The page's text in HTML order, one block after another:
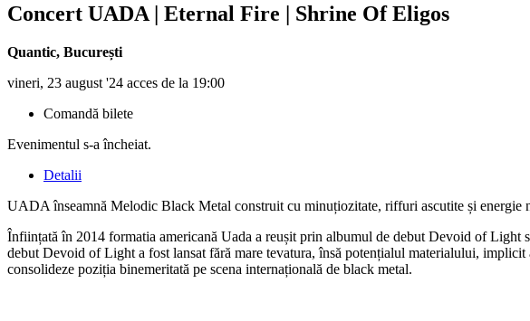
Concert UADA | Eternal Fire | Shrine Of Eligos
Quantic, București
vineri, 23 august '24 acces de la 19:00
Comandă bilete
Evenimentul s-a încheiat.
Detalii
UADA înseamnă Melodic Black Metal construit cu minuțiozitate, riffuri ascutite și energie
Înființată în 2014 formatia americană Uada a reușit prin albumul de debut Devoid of
debut Devoid of Light a fost lansat fără mare tevatura, însă potențialul materialului,
consolideze poziția binemeritată pe scena internațională de black metal.